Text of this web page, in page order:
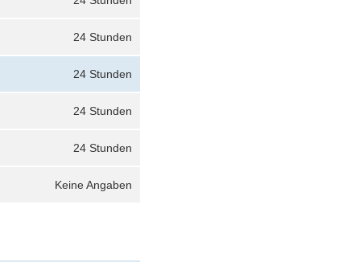
24 Stunden
24 Stunden
24 Stunden
24 Stunden
Keine Angaben